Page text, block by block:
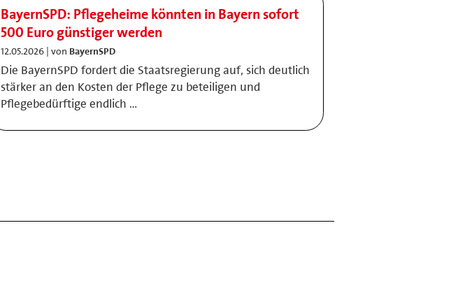
BayernSPD: Pflegeheime könnten in Bayern sofort
500 Euro günstiger werden
12.05.2026 | von BayernSPD
Die BayernSPD fordert die Staatsregierung auf, sich deutlich
stärker an den Kosten der Pflege zu beteiligen und
Pflegebedürftige endlich …